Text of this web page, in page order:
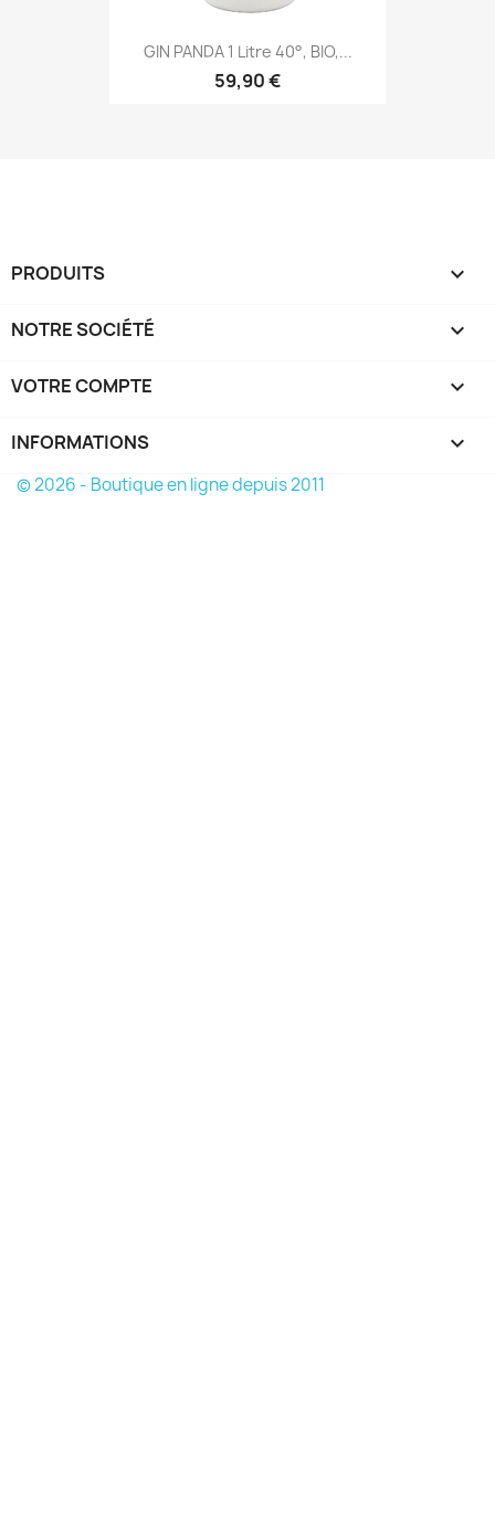
GIN PANDA 1 Litre 40°, BIO,...
59,90 €
PRODUITS 
NOTRE SOCIÉTÉ 
VOTRE COMPTE 
INFORMATIONS keyboard_arrow_down
© 2026 - Boutique en ligne depuis 2011